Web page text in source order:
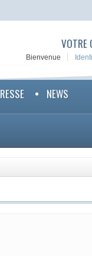
VOTRE
Bienvenue
NEWS